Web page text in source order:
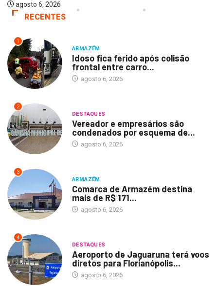
agosto 6, 2026
RECENTES
1
ARMAZÉM
Idoso fica ferido após colisão
frontal entre carro...
agosto 6, 2026
2
DESTAQUES
Vereador e empresários são
condenados por esquema de...
agosto 6, 2026
3
ARMAZÉM
Comarca de Armazém destina
mais de R$ 171...
agosto 6, 2026
4
DESTAQUES
Aeroporto de Jaguaruna terá voos
diretos para Florianópolis...
agosto 6, 2026